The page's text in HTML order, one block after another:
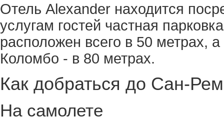
Отель Alexander находится
услугам гостей частная
расположен всего в 50 метрах,
Коломбо - в 80 метрах.
Как добраться до Сан-
На самолете